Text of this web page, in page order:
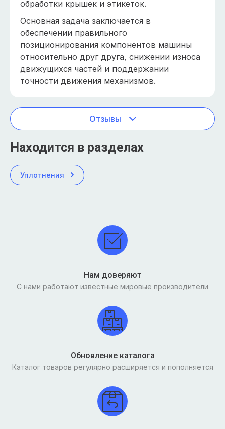
обработки крышек и этикеток.
Основная задача заключается в
обеспечении правильного
позиционирования компонентов машины
относительно друг друга, снижении износа
движущихся частей и поддержании
точности движения механизмов.
Отзывы
Находится в разделах
Уплотнения
Нам доверяют
С нами работают известные мировые производители
Обновление каталога
Каталог товаров регулярно расширяется и пополняется